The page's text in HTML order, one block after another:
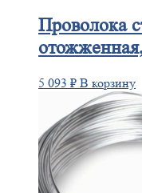
Проволока
5 093 ₽ В корзину